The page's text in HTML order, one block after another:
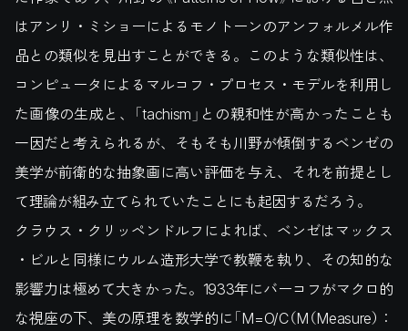
はアンリ・ミショーによるモノトーンのアンフォルメル作
品との類似を見出すことができる。このような類似性は、
コンピュータによるマルコフ・プロセス・モデルを利用し
た画像の生成と、「tachism」との親和性が高かったことも
一因だと考えられるが、そもそも川野が傾倒するベンゼの
美学が前衛的な抽象画に高い評価を与え、それを前提とし
て理論が組み立てられていたことにも起因するだろう。
クラウス・クリッペンドルフによれば、ベンゼはマックス
・ビルと同様にウルム造形大学で教鞭を執り、その知的な
影響力は極めて大きかった。1933年にバーコフがマクロ的
な視座の下、美の原理を数学的に「M=O/C（M（Measure）：